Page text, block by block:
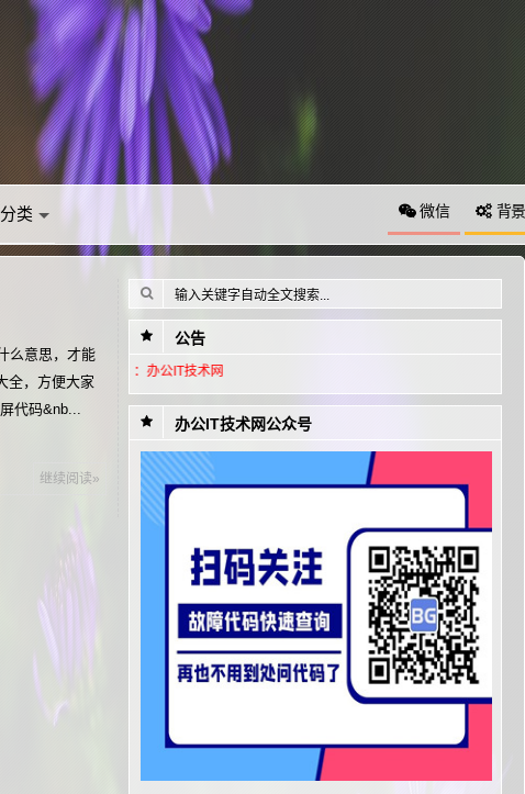
类 微信 背景
么意思，才能
全，方便大家
代码&nb...
继续阅读»
公告
公众号：办公IT技术网
办公IT技术网公众号